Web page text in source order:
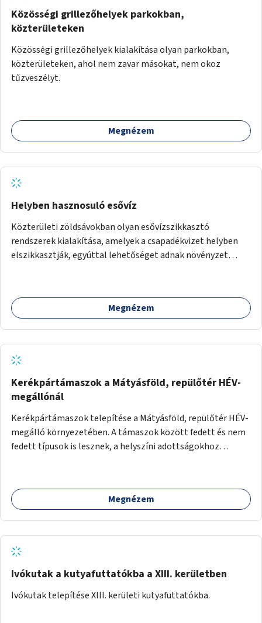
Közösségi grillezőhelyek parkokban,
közterületeken
Közösségi grillezőhelyek kialakítása olyan parkokban,
közterületeken, ahol nem zavar másokat, nem okoz
tűzveszélyt.
Megnézem
Helyben hasznosuló esővíz
Közterületi zöldsávokban olyan esővízszikkasztó
rendszerek kialakítása, amelyek a csapadékvizet helyben
elszikkasztják, egyúttal lehetőséget adnak növényzet
Megnézem
Kerékpártámaszok a Mátyásföld, repülőtér HÉV-
megállónál
Kerékpártámaszok telepítése a Mátyásföld, repülőtér HÉV-
megálló környezetében. A támaszok között fedett és nem
fedett típusok is lesznek, a helyszíni adottságokhoz
Megnézem
Ivókutak a kutyafuttatókba a XIII. kerületben
Ivókutak telepítése XIII. kerületi kutyafuttatókba.